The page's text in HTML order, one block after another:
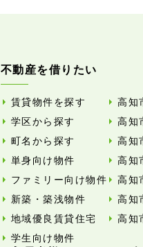
不動産を借りたい
賃貸物件を探す
学区から探す
町名から探す
単身向け物件
ファミリー向け物件
新築・築浅物件
地域優良賃貸住宅
学生向け物件
高知
高知
高知
高知
高知
高知
高知